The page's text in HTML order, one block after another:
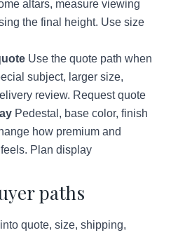
altars, measure viewing
the final height. Use size
Use the quote path when
subject, larger size,
review. Request quote
Pedestal, base color, finish
how premium and
Plan display
paths
quote, size, shipping,